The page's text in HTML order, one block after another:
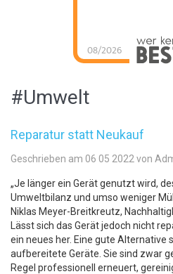
08/2026
#Umwelt
Reparatur statt Neukauf
Geschrieben am 06 05 2022 von
„Je länger ein Gerät genutzt wird,
Umweltbilanz und umso weniger
Niklas Meyer-Breitkreutz,
Lässt sich das Gerät jedoch nicht
ein neues her. Eine gute Alternative
aufbereitete Geräte. Sie sind zwar
Regel professionell erneuert,